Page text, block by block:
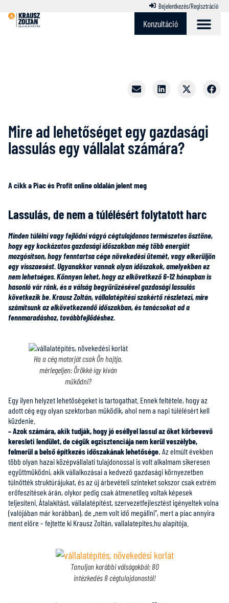
Bejelentkezés/Regisztráció
Konzultáció
Mire ad lehetőséget egy gazdasági
lassulás egy vállalat számára?
A cikk a Piac és Profit online oldalán jelent meg
Lassulás, de nem a túlélésért folytatott harc
Minden túlélni vagy fejlődni vágyó cégtulajdonos természetes ösztöne,
hogy egy kockázatos gazdasági időszakban még több energiát
mozgósítson, hogy fenntartsa cége növekedési ütemét, vagy elkerüljön
egy visszaesést. Ugyanakkor vannak olyan időszakok, amelyekben ez
nem lehetséges. Könnyen lehet, hogy az elkövetkező 6-12 hónapban is
hasonló vár ránk, és a válság begyűrűzésével gazdasági lassulás
következik be. Krausz Zoltán, vállalatépítési szakértő részletezi, mire
számítsunk az elkövetkezendő időszakban, és tanácsokat ad a
fennmaradáshoz, továbbfejlődéshez.
Ha a cég motorját csak Ön hajtja,
mérlegeljen: Örökké így kíván
működni?
Egy ilyen helyzet lehetőségeket is tartogathat. Ennek feltétele, hogy az
adott cég egy olyan szektorban működik, ahol nem a napi túlélésért kell
küzdenie.
– Azok számára, akik tudják, hogy jó eséllyel lassul az őket körbevevő
keresleti lendület, de cégük egzisztenciája nem kerül veszélybe,
felmerül a belső építkezés időszakának lehetősége. Az elmúlt években
több olyan hazai középvállalati tulajdonossal is volt alkalmam sikeresen
együttműködni, akik vállalkozásai a kedvező gazdasági környezetben
túlnőtték struktúrájukat, és az új árbevételi szinteket sokszor csak extrém
erőfeszítések árán, olykor pedig csak átmenetileg voltak képesek
teljesíteni. Átalakítást, vállalatépítést, szervezetfejlesztést igényeltek volna
(valójában már korábban), de „nem volt idő megállni”, mert a piac annyira
ment előre – fejtette ki Krausz Zoltán, vallalatepites.hu alapítója.
Tanuljon korábbi válságokból: 80
intézkedés 8 cégtulajdonostól!